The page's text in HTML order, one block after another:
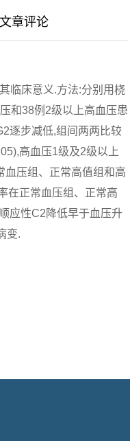
文章评论
临床意义.方法:分别用桡
和38例2级以上高血压患
逐步减低,组间两两比较
高血压1级及2级以上
压组、正常高值组和高
在正常血压组、正常高
应性C2降低早于血压升
变.